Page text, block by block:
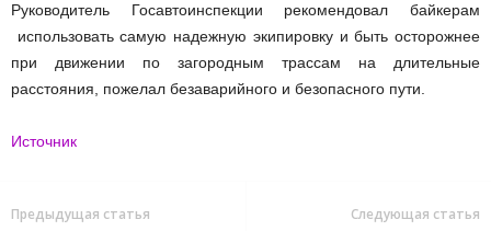
Руководитель Госавтоинспекции рекомендовал байкерам
использовать самую надежную экипировку и быть осторожнее
при движении по загородным трассам на длительные
расстояния, пожелал безаварийного и безопасного пути.
Источник
Предыдущая статья Следующая статья